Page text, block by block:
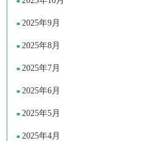
2025年9月
2025年8月
2025年7月
2025年6月
2025年5月
2025年4月